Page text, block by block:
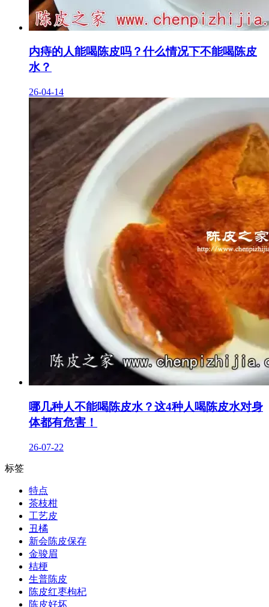
内痔的人能喝陈皮吗？什么情况下不能喝陈皮
水？
26-04-14
哪几种人不能喝陈皮水？这4种人喝陈皮水对身
体都有危害！
26-07-22
标签
特点
茶枝柑
工艺皮
丑橘
新会陈皮保存
金骏眉
桔梗
生普陈皮
陈皮红枣枸杞
陈皮好坏